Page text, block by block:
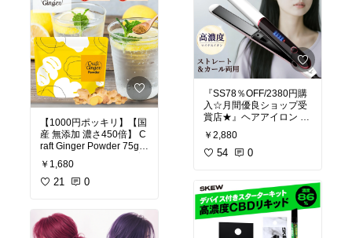
ース 日本製
【1000円ポッキリ】【国
産 無添加 濃さ450倍】 C
raft Ginger Powder 75g
ジンジャーパウダー 生姜
パウダー 無添加 高知県産
クラフトジンジャー 生姜
パ 料理 ホット プロテイ
ン メール便 ポスト投函
￥1,680
21 0
『SS78％OFF/2380円購
入☆月間優良ショップ受
賞店★』ヘアアイロン ス
トレート カール 2way両
用 軽量 マイナスイオン
急速加熱 前髪 ショートヘ
オートパワオフ コンパク
ト ツヤ 旅行 男女兼用 家
庭 女性 プレゼント 海外
￥2,880
54 0